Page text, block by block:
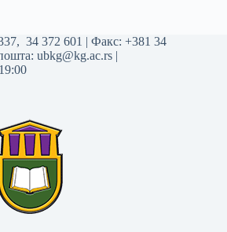
, 34 372 601 | Факс: +381 34
ubkg@kg.ac.rs |